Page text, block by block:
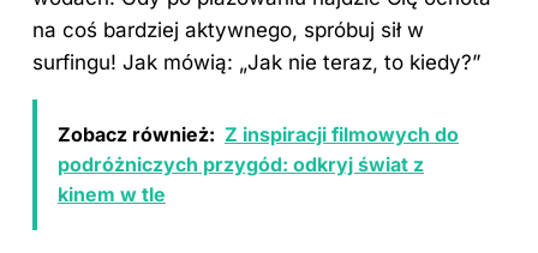
na coś bardziej aktywnego, spróbuj sił w
surfingu! Jak mówią: „Jak nie teraz, to kiedy?”
Zobacz również: Z inspiracji filmowych do
podróżniczych przygód: odkryj świat z
kinem w tle